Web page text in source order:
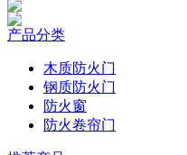
产品分类
木质防火门
钢质防火门
防火窗
防火卷帘门